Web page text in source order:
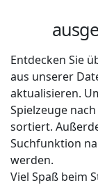
Entdecken Sie
aus unserer
aktualisieren.
Spielzeuge
sortiert.
Suchfunktion
werden.
Viel Spaß beim